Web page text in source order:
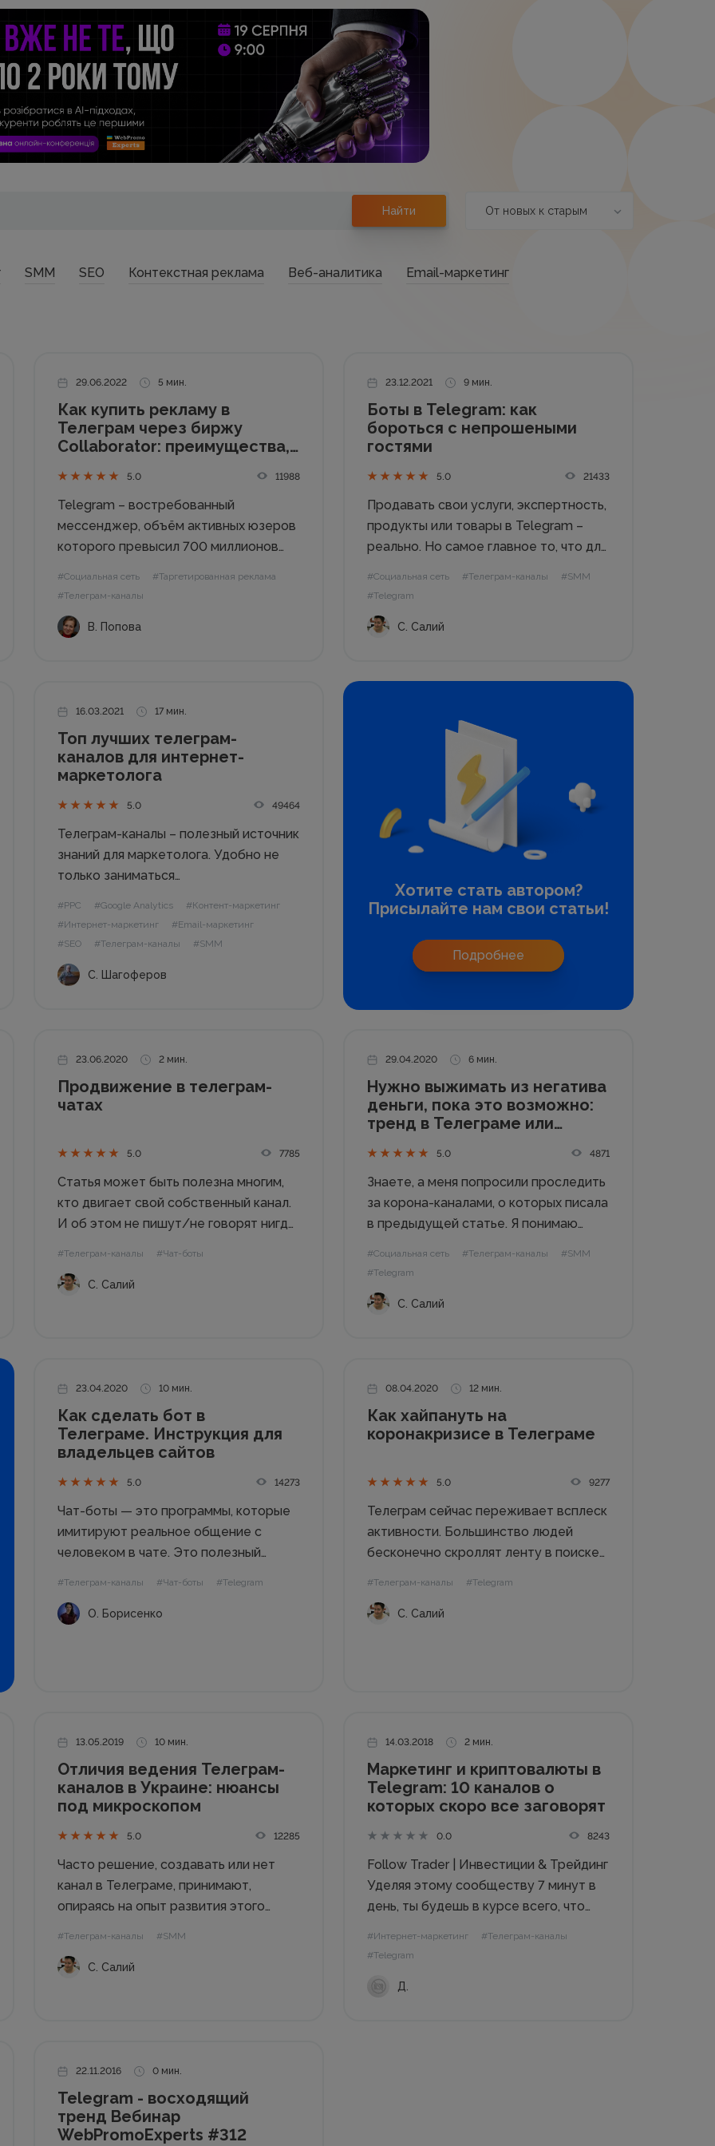
Найти От новых к старым
SMM SEO Контекстная реклама Веб-аналитика Email-маркетинг
29.06.2022 5 мин.
Как купить рекламу в
Телеграм через биржу
Collaborator: преимущества,
5.0 11988
Telegram – востребованный
мессенджер, объём активных юзеров
которого превысил 700 миллионов
как инструмент выхода на целевую
таргетированная...
#Социальная сеть
#Таргетированная реклама
#Телеграм-каналы
В. Попова
23.12.2021 9 мин.
Боты в Telegram: как
бороться с непрошеными
гостями
5.0 21433
Продавать свои услуги, экспертность,
продукты или товары в Telegram –
реально. Но самое главное то, что для
количестве подписчиков – это самый
#Социальная сеть #Телеграм-каналы
#SMM
#Telegram
С. Салий
16.03.2021 17 мин.
Топ лучших телеграм-
каналов для интернет-
маркетолога
5.0 49464
Телеграм-каналы – полезный источник
знаний для маркетолога. Удобно не
только заниматься
новостей и узнавать первыми об
В Академии WebPromoExperts есть
#PPC #Google Analytics
#Контент-маркетинг
#Интернет-маркетинг
#Email-маркетинг
#SEO
#Телеграм-каналы #SMM
С. Шагоферов
Хотите стать автором?
Присылайте нам свои статьи!
Подробнее
23.06.2020 2 мин.
Продвижение в телеграм-
чатах
5.0 7785
Статья может быть полезна многим,
кто двигает свой собственный канал.
И об этом не пишут/не говорят нигде.
комментируйте, задавайте вопросы.
#Телеграм-каналы #Чат-боты
С. Салий
29.04.2020 6 мин.
Нужно выжимать из негатива
деньги, пока это возможно:
тренд в Телеграме или
5.0 4871
Знаете, а меня попросили проследить
за корона-каналами, о которых писала
в предыдущей статье. Я понимаю
падает. Во всем мире: Идет на спад и
#Социальная сеть #Телеграм-каналы
#SMM
#Telegram
С. Салий
23.04.2020 10 мин.
Как сделать бот в
Телеграме. Инструкция для
владельцев сайтов
5.0 14273
Чат-боты — это программы, которые
имитируют реальное общение с
человеком в чате. Это полезный
разных сфер — как B2C, так и B2B. Вы
#Телеграм-каналы #Чат-боты #Telegram
О. Борисенко
08.04.2020 12 мин.
Как хайпануть на
коронакризисе в Телеграме
5.0 9277
Телеграм сейчас переживает всплеск
активности. Большинство людей
бесконечно скроллят ленту в поиске
коронавирусом в их регионе, они
#Телеграм-каналы #Telegram
С. Салий
13.05.2019 10 мин.
Отличия ведения Телеграм-
каналов в Украине: нюансы
под микроскопом
5.0 12285
Часто решение, создавать или нет
канал в Телеграме, принимают,
опираясь на опыт развития этого
«Бывшая»? Этот канал создал
#Телеграм-каналы #SMM
С. Салий
14.03.2018 2 мин.
Маркетинг и криптовалюты в
Telegram: 10 каналов о
которых скоро все заговорят
0.0 8243
Follow Trader | Инвестиции & Трейдинг
Уделяя этому сообществу 7 минут в
день, ты будешь в курсе всего, что
инвестиций не только в криптоактивы
#Интернет-маркетинг
#Телеграм-каналы
#Telegram
Д.
22.11.2016 0 мин.
Telegram - восходящий
тренд Вебинар
WebPromoExperts #312